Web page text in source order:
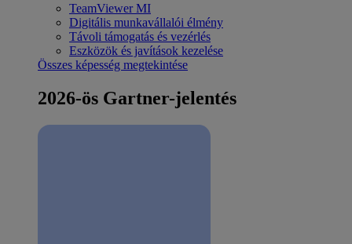
TeamViewer MI
Digitális munkavállalói élmény
Távoli támogatás és vezérlés
Eszközök és javítások kezelése
Összes képesség megtekintése
2026-ös Gartner-jelentés